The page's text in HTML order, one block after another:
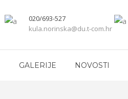
020/693-527
kula.norinska@du.t-com.hr
GALERIJE NOVOSTI